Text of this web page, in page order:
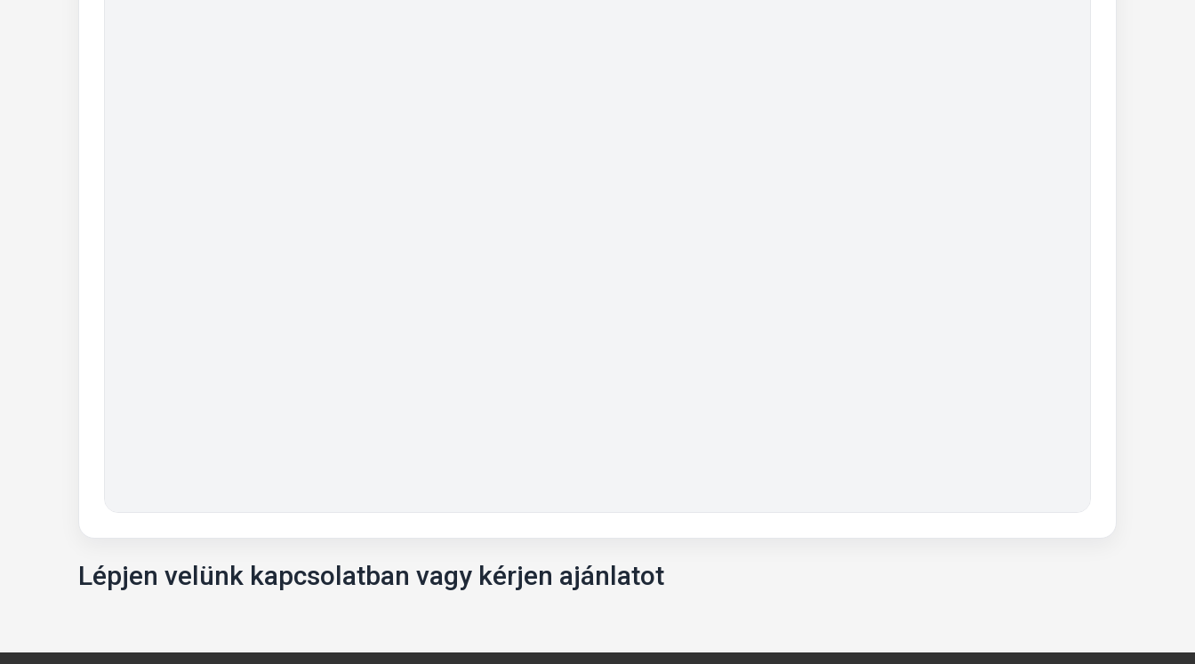
Lépjen velünk kapcsolatban vagy kérjen ajánlatot